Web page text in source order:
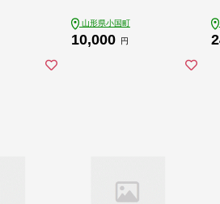
山形県小国町
10,000 円